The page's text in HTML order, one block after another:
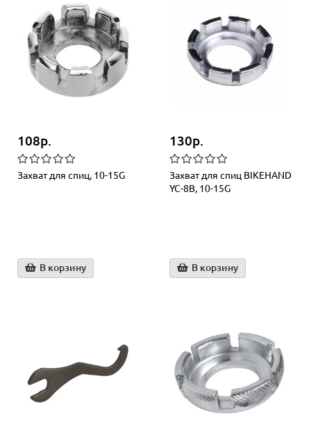
108р.
Захват для спиц, 10-15G
В корзину
130р.
Захват для спиц BIKEHAND
YC-8B, 10-15G
В корзину